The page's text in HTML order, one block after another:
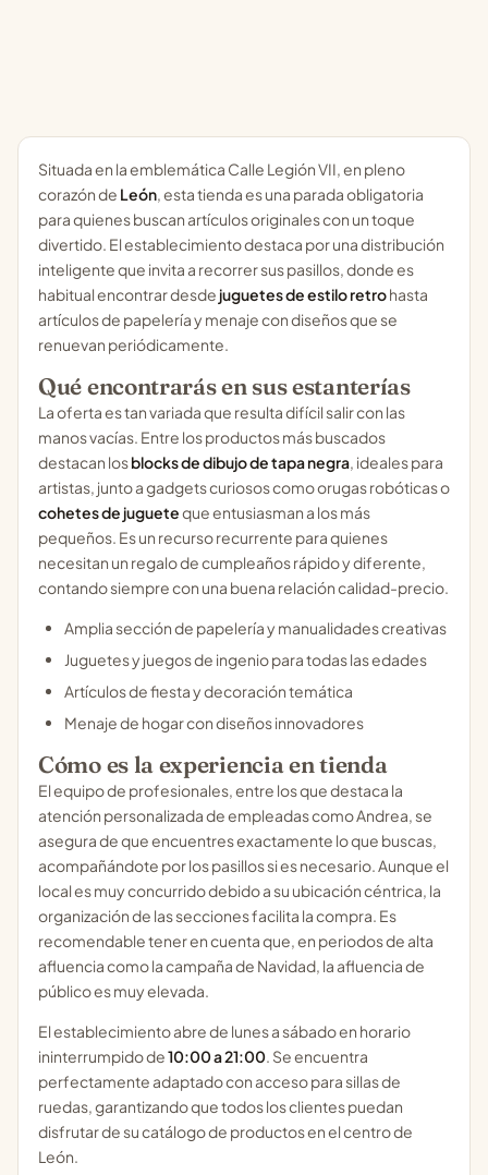
Situada en la emblemática Calle Legión VII, en pleno
corazón de León, esta tienda es una parada obligatoria
para quienes buscan artículos originales con un toque
divertido. El establecimiento destaca por una distribución
inteligente que invita a recorrer sus pasillos, donde es
habitual encontrar desde juguetes de estilo retrohasta
artículos de papelería y menaje con diseños que se
renuevan periódicamente.
Qué encontrarás en sus estanterías
La oferta es tan variada que resulta difícil salir con las
manos vacías. Entre los productos más buscados
destacan losblocks de dibujo de tapa negra, ideales para
artistas, junto a gadgets curiosos como orugas robóticas o
cohetes de jugueteque entusiasman a los más
pequeños. Es un recurso recurrente para quienes
necesitan un regalo de cumpleaños rápido y diferente,
contando siempre con una buena relación calidad-precio.
Amplia sección de papelería y manualidades creativas
Juguetes y juegos de ingenio para todas las edades
Artículos de fiesta y decoración temática
Menaje de hogar con diseños innovadores
Cómo es la experiencia en tienda
El equipo de profesionales, entre los que destaca la
atención personalizada de empleadas como Andrea, se
asegura de que encuentres exactamente lo que buscas,
acompañándote por los pasillos si es necesario. Aunque el
local es muy concurrido debido a su ubicación céntrica, la
organización de las secciones facilita la compra. Es
recomendable tener en cuenta que, en periodos de alta
afluencia como la campaña de Navidad, la afluencia de
público es muy elevada.
El establecimiento abre de lunes a sábado en horario
ininterrumpido de10:00 a 21:00. Se encuentra
perfectamente adaptado con acceso para sillas de
ruedas, garantizando que todos los clientes puedan
disfrutar de su catálogo de productos en el centro de
León.